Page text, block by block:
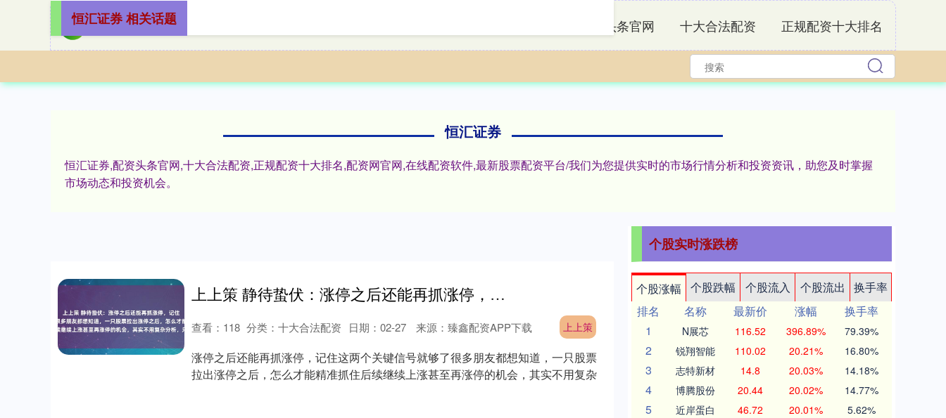
配资头条官网 十大合法配资 正规配资十大排名
恒汇证券
恒汇证券,配资头条官网,十大合法配资,正规配资十大排名,配资网官网,在线配资软件,最新股票配资平台/我们为您提供实时的市场行情分析和投资资讯，助您及时掌握
市场动态和投资机会。
恒汇证券 相关话题
上上策 静待蛰伏：涨停之后还能再抓涨停，记住这两个关键信号就够了很多朋友都想知道，一只股票拉出涨停之后，怎么才能精准抓住后续继续上涨甚至再涨停的机会，其实不用复杂分析，只要盯紧两个核心信号，后续走势大概...
上上策
日期：02-27 来源：臻鑫配资APP下载
查看： 118 分类： 十大合法配资
涨停之后还能再抓涨停，记住这两个关键信号就够了很多朋友都想知道，一只股票
拉出涨停之后，怎么才能精准抓住后续继续上涨甚至再涨停的机会，其实不用复杂
个股实时涨跌榜
个股涨幅 个股跌幅 个股流入 个股流出
换手率
排名
名称 最新价 涨幅
换手率
1
N展芯 116.52 396.89% 79.39%
2 锐翔智能 110.02 20.21% 16.80%
3 志特新材 14.8 20.03% 14.18%
4 博腾股份 20.44 20.02% 14.77%
5 近岸蛋白 46.72 20.01% 5.62%